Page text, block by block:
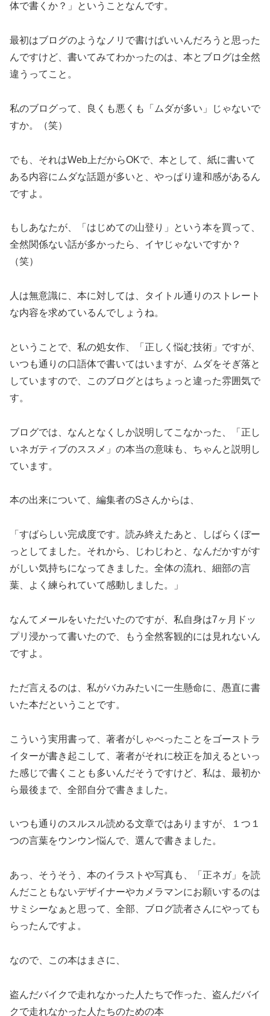
体で書くか？」ということなんです。
最初はブログのようなノリで書けばいいんだろうと思った
んですけど、書いてみてわかったのは、本とブログは全然
違うってこと。
私のブログって、良くも悪くも「ムダが多い」じゃないで
すか。（笑）
でも、それはWeb上だからOKで、本として、紙に書いて
ある内容にムダな話題が多いと、やっぱり違和感があるん
ですよ。
もしあなたが、「はじめての山登り」という本を買って、
全然関係ない話が多かったら、イヤじゃないですか？
（笑）
人は無意識に、本に対しては、タイトル通りのストレート
な内容を求めているんでしょうね。
ということで、私の処女作、「正しく悩む技術」ですが、
いつも通りの口語体で書いてはいますが、ムダをそぎ落と
していますので、このブログとはちょっと違った雰囲気で
す。
ブログでは、なんとなくしか説明してこなかった、「正し
いネガティブのススメ」の本当の意味も、ちゃんと説明し
ています。
本の出来について、編集者のSさんからは、
「すばらしい完成度です。読み終えたあと、しばらくぼー
っとしてました。それから、じわじわと、なんだかすがす
がしい気持ちになってきました。全体の流れ、細部の言
葉、よく練られていて感動しました。」
なんてメールをいただいたのですが、私自身は7ヶ月ドッ
プリ浸かって書いたので、もう全然客観的には見れないん
ですよ。
ただ言えるのは、私がバカみたいに一生懸命に、愚直に書
いた本だということです。
こういう実用書って、著者がしゃべったことをゴーストラ
イターが書き起こして、著者がそれに校正を加えるといっ
た感じで書くことも多いんだそうですけど、私は、最初か
ら最後まで、全部自分で書きました。
いつも通りのスルスル読める文章ではありますが、１つ１
つの言葉をウンウン悩んで、選んで書きました。
あっ、そうそう、本のイラストや写真も、「正ネガ」を読
んだこともないデザイナーやカメラマンにお願いするのは
サミシーなぁと思って、全部、ブログ読者さんにやっても
らったんですよ。
なので、この本はまさに、
盗んだバイクで走れなかった人たちで作った、盗んだバイ
クで走れなかった人たちのための本